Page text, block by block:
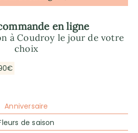
en ligne
à Coudroy le jour de votre
choix
Anniversaire
de saison